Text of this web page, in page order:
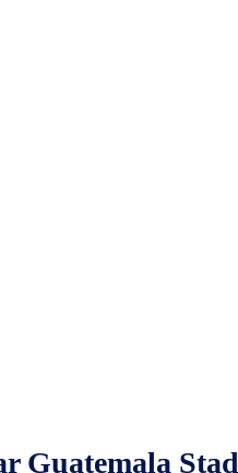
Guatemala Stad